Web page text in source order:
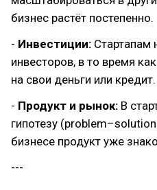
бизнес растёт постепенно.
- Инвестиции: Стартапам
инвесторов, в то время
на свои деньги или кредит.
- Продукт и рынок: В
гипотезу
бизнесе продукт уже
---